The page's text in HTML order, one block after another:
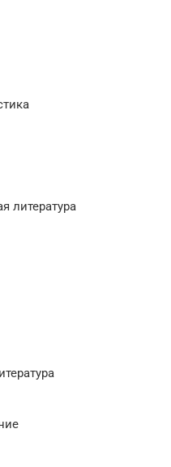
литература